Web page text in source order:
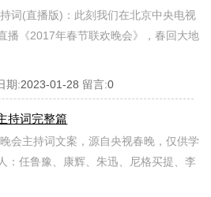
词(直播版)：此刻我们在北京中央电视
播《2017年春节联欢晚会》，春回大地
期:2023-01-28 留言:0
持词完整篇
会主持词文案，源自央视春晚，仅供学
：任鲁豫、康辉、朱迅、尼格买提、李